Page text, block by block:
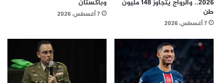
2026.. والرواج يتجاوز 148 مليون
طن
7 أغسطس، 2026
وباكستان
7 أغسطس، 2026